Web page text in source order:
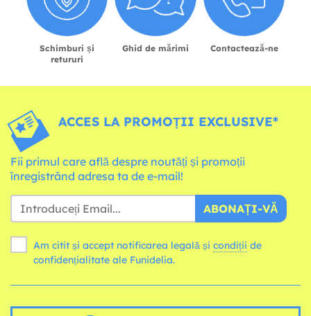
Schimburi și
retururi
Ghid de mărimi Contactează-ne
ACCES LA PROMOȚII EXCLUSIVE*
Fii primul care află despre noutăți și promoții
înregistrând adresa ta de e-mail!
ABONAȚI-VĂ
Am citit și accept notificarea legală și condiții
confidențialitate ale Funidelia.